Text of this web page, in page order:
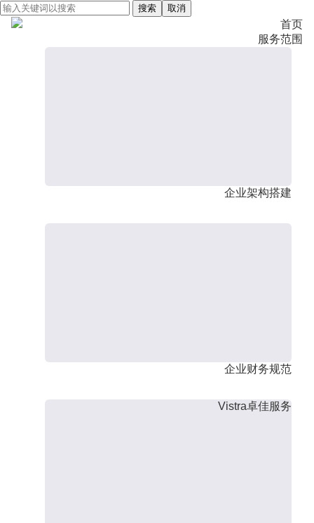
搜索 取消
首页
服务范围
企业架构搭建
企业财务规范
Vistra卓佳服务